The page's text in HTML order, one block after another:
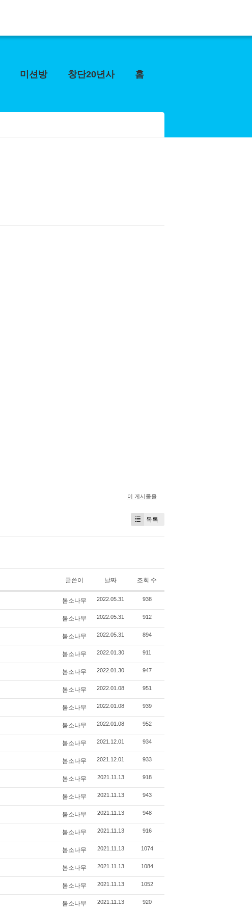
미션방 창단20년사 홈
이 게시물을
목록
글쓴이 날짜 조회 수
봄소나무 2022.05.31 938
봄소나무 2022.05.31 912
봄소나무 2022.05.31 894
봄소나무 2022.01.30 911
봄소나무 2022.01.30 947
봄소나무 2022.01.08 951
봄소나무 2022.01.08 939
봄소나무 2022.01.08 952
봄소나무 2021.12.01 934
봄소나무 2021.12.01 933
봄소나무 2021.11.13 918
봄소나무 2021.11.13 943
봄소나무 2021.11.13 948
봄소나무 2021.11.13 916
봄소나무 2021.11.13 1074
봄소나무 2021.11.13 1084
봄소나무 2021.11.13 1052
봄소나무 2021.11.13 920